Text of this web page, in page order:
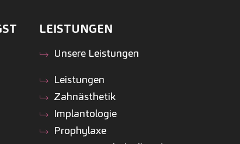
LEISTUNGEN
Unsere Leistungen
Leistungen
Zahnästhetik
Implantologie
Prophylaxe